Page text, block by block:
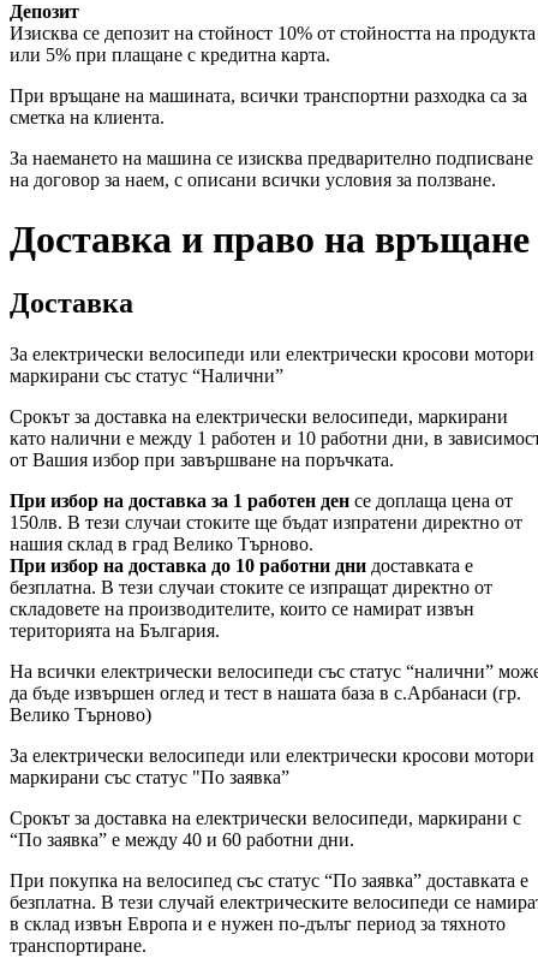
Депозит
Изисква се депозит на стойност 10% от стойността на продукта
или 5% при плащане с кредитна карта.
При връщане на машината, всички транспортни разходка са за
сметка на клиента.
За наемането на машина се изисква предварително подписване
на договор за наем, с описани всички условия за ползване.
Доставка и право на връщане
Доставка
За електрически велосипеди или електрически кросови мотори
маркирани със статус “Налични”
Срокът за доставка на електрически велосипеди, маркирани
като налични е между 1 работен и 10 работни дни, в
от Вашия избор при завършване на поръчката.
При избор на доставка за 1 работен ден се доплаща цена от
150лв. В тези случаи стоките ще бъдат изпратени директно от
нашия склад в град Велико Търново.
При избор на доставка до 10 работни дни доставката е
безплатна. В тези случаи стоките се изпращат директно от
складовете на производителите, които се намират извън
територията на България.
На всички електрически велосипеди със статус “налични”
да бъде извършен оглед и тест в нашата база в с.Арбанаси (гр.
Велико Търново)
За електрически велосипеди или електрически кросови мотори
маркирани със статус "По заявка”
Срокът за доставка на електрически велосипеди, маркирани с
“По заявка” е между 40 и 60 работни дни.
При покупка на велосипед със статус “По заявка” доставката е
безплатна. В тези случай електрическите велосипеди се
в склад извън Европа и е нужен по-дълъг период за тяхното
транспортиране.